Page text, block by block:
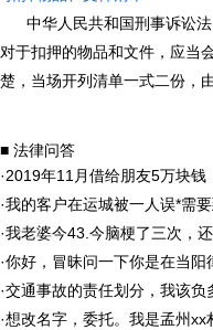
中华人民共和国刑事诉讼法
对于扣押的物品和文件，应当
楚，当场开列清单一式二份，
■ 法律问答
·2019年11月借给朋友5万块钱
·我的客户在运城被一人误*需
·我老婆今43.今脑梗了三次，
·你好，冒昧问一下你是在当
·交通事故的责任划分，我该负
·想改名字，委托。我是孟州xx